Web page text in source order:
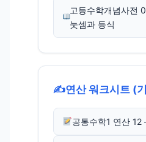
고등수학개념사전
눗셈과 등식
✍️연산 워크시트 (
공통수학1 연산